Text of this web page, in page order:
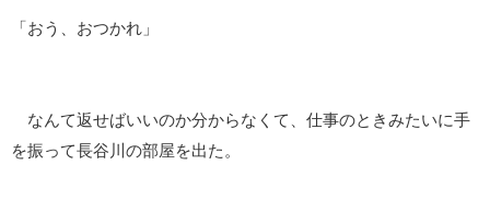
「おう、おつかれ」
なんて返せばいいのか分からなくて、仕事のときみたいに手
を振って長谷川の部屋を出た。